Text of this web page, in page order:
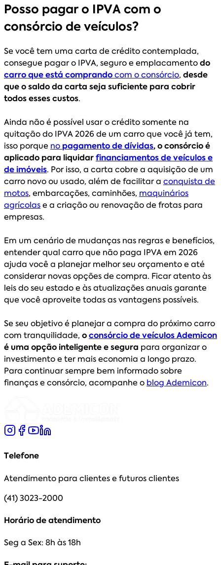
Posso pagar o IPVA com o
consórcio de veículos?
Se você tem uma carta de crédito contemplada,
consegue pagar o IPVA, seguro e emplacamentodo
carro que está comprandocom o consórcio, desde
que o saldo da carta seja suficiente para cobrir
todos esses custos.
Ainda não é possível usar o crédito somente na
quitação do IPVA 2026 de um carro que você já tem,
isso porque no pagamento de dívidas, o consórcio é
aplicado para liquidarfinanciamentos de veículos e
de imóveis. Por isso, a carta cobre a aquisição de um
carro novo ou usado, além de facilitar a conquista de
motos, embarcações, caminhões, maquinários
agrícolase a criação ou renovação de frotas para
empresas.
Em um cenário de mudanças nas regras e benefícios,
entender qual carro que não paga IPVA em 2026
ajuda você a planejar melhor seu orçamento e até
considerar novas opções de compra. Ficar atento às
leis do seu estado e às atualizações anuais garante
que você aproveite todas as vantagens possíveis.
Se seu objetivo é planejar a compra do próximo carro
com tranquilidade, oconsórcio de veículos Ademicon
é uma opção inteligente e segura para organizar o
investimento e ter mais economia a longo prazo.
Para continuar sempre bem informado sobre
finanças e consórcio, acompanhe o blog Ademicon.
Telefone
Atendimento para clientes e futuros clientes
(41) 3023-2000
Horário de atendimento
Seg a Sex: 8h às 18h